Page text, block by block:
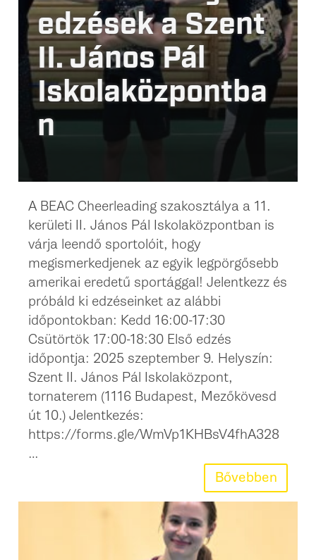
edzések a Szent
II. János Pál
Iskolaközpontba
n
A BEAC Cheerleading szakosztálya a 11.
kerületi II. János Pál Iskolaközpontban is
várja leendő sportolóit, hogy
megismerkedjenek az egyik legpörgősebb
amerikai eredetű sportággal! Jelentkezz és
próbáld ki edzéseinket az alábbi
időpontokban: Kedd 16:00-17:30
Csütörtök 17:00-18:30 Első edzés
időpontja: 2025 szeptember 9. Helyszín:
Szent II. János Pál Iskolaközpont,
tornaterem (1116 Budapest, Mezőkövesd
út 10.) Jelentkezés:
https://forms.gle/WmVp1KHBsV4fhA328
…
Bővebben